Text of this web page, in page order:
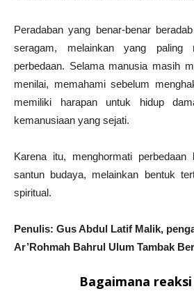
Peradaban yang benar-benar
seragam, melainkan yang paling
perbedaan. Selama manusia masih
menilai, memahami sebelum
memiliki harapan untuk hidup
kemanusiaan yang sejati.
Karena itu, menghormati
santun budaya, melainkan bentuk
spiritual.
Penulis: Gus Abdul Latif Malik,
Ar’Rohmah Bahrul Ulum Tambak
Bagaimana reaksi